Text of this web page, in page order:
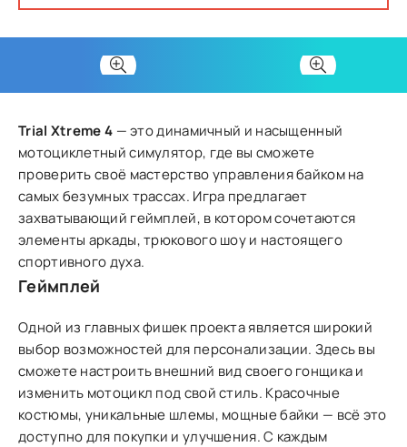
Trial Xtreme 4 — это динамичный и насыщенный
мотоциклетный симулятор, где вы сможете
проверить своё мастерство управления байком на
самых безумных трассах. Игра предлагает
захватывающий геймплей, в котором сочетаются
элементы аркады, трюкового шоу и настоящего
спортивного духа.
Геймплей
Одной из главных фишек проекта является широкий
выбор возможностей для персонализации. Здесь вы
сможете настроить внешний вид своего гонщика и
изменить мотоцикл под свой стиль. Красочные
костюмы, уникальные шлемы, мощные байки — всё это
доступно для покупки и улучшения. С каждым